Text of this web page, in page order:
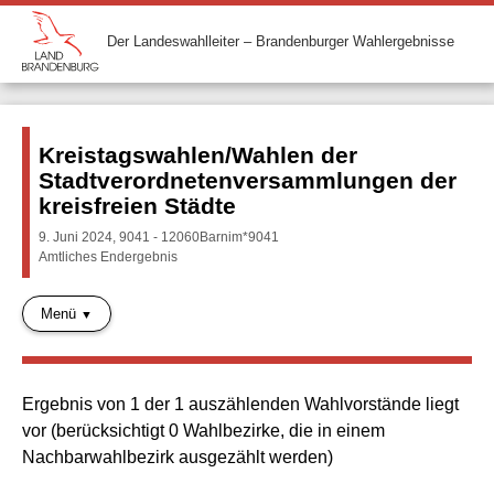
Der Landeswahlleiter – Brandenburger Wahlergebnisse
Kreistagswahlen/Wahlen der
Stadtverordnetenversammlungen der
kreisfreien Städte
9. Juni 2024, 9041 - 12060Barnim*9041
Amtliches Endergebnis
Menü
Ergebnis von 1 der 1 auszählenden Wahlvorstände liegt
vor (berücksichtigt 0 Wahlbezirke, die in einem
Nachbarwahlbezirk ausgezählt werden)